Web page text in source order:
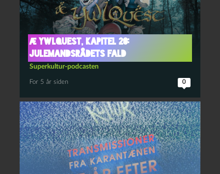
Æ YwlQuest, kapitel 20:
Julemandsrådets fald
Superkultur-podcasten
For 5 år siden 0